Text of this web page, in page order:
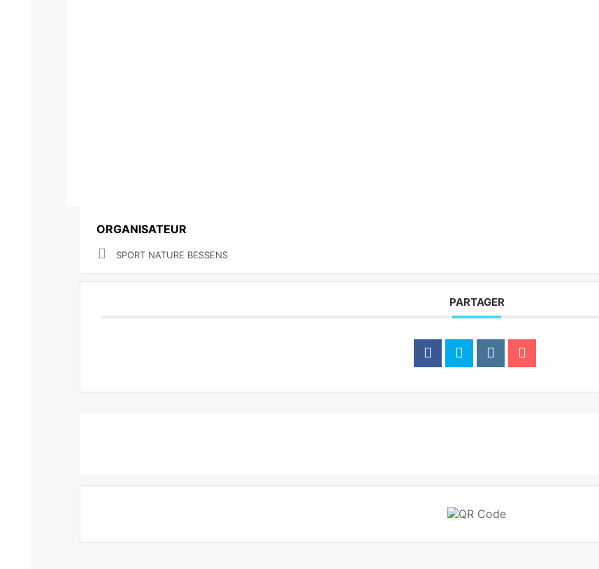
ORGANISATEUR
SPORT NATURE BESSENS
PARTAGER